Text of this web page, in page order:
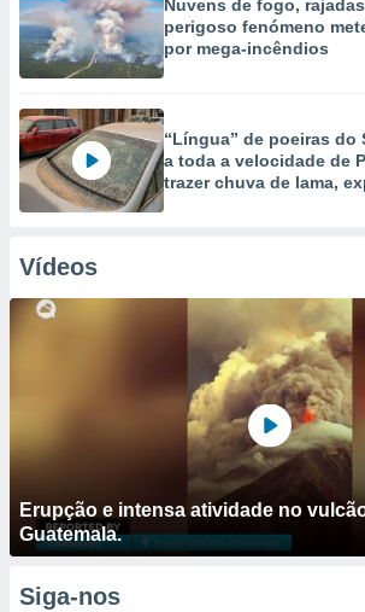
Nuvens de fogo,
perigoso fenómeno
por mega-incêndios
“Língua” de poeiras do
a toda a velocidade de
trazer chuva de lama,
Vídeos
Erupção e intensa atividade no
Guatemala.
Siga-nos